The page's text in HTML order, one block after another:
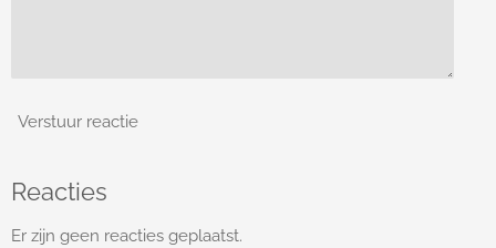
Verstuur reactie
Reacties
Er zijn geen reacties geplaatst.